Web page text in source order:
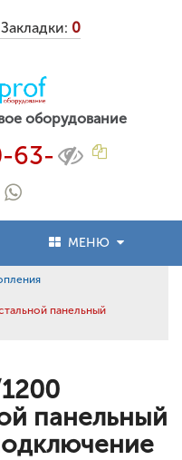
Закладки: 0
оборудование
63-
МЕНЮ
панельный
панельный